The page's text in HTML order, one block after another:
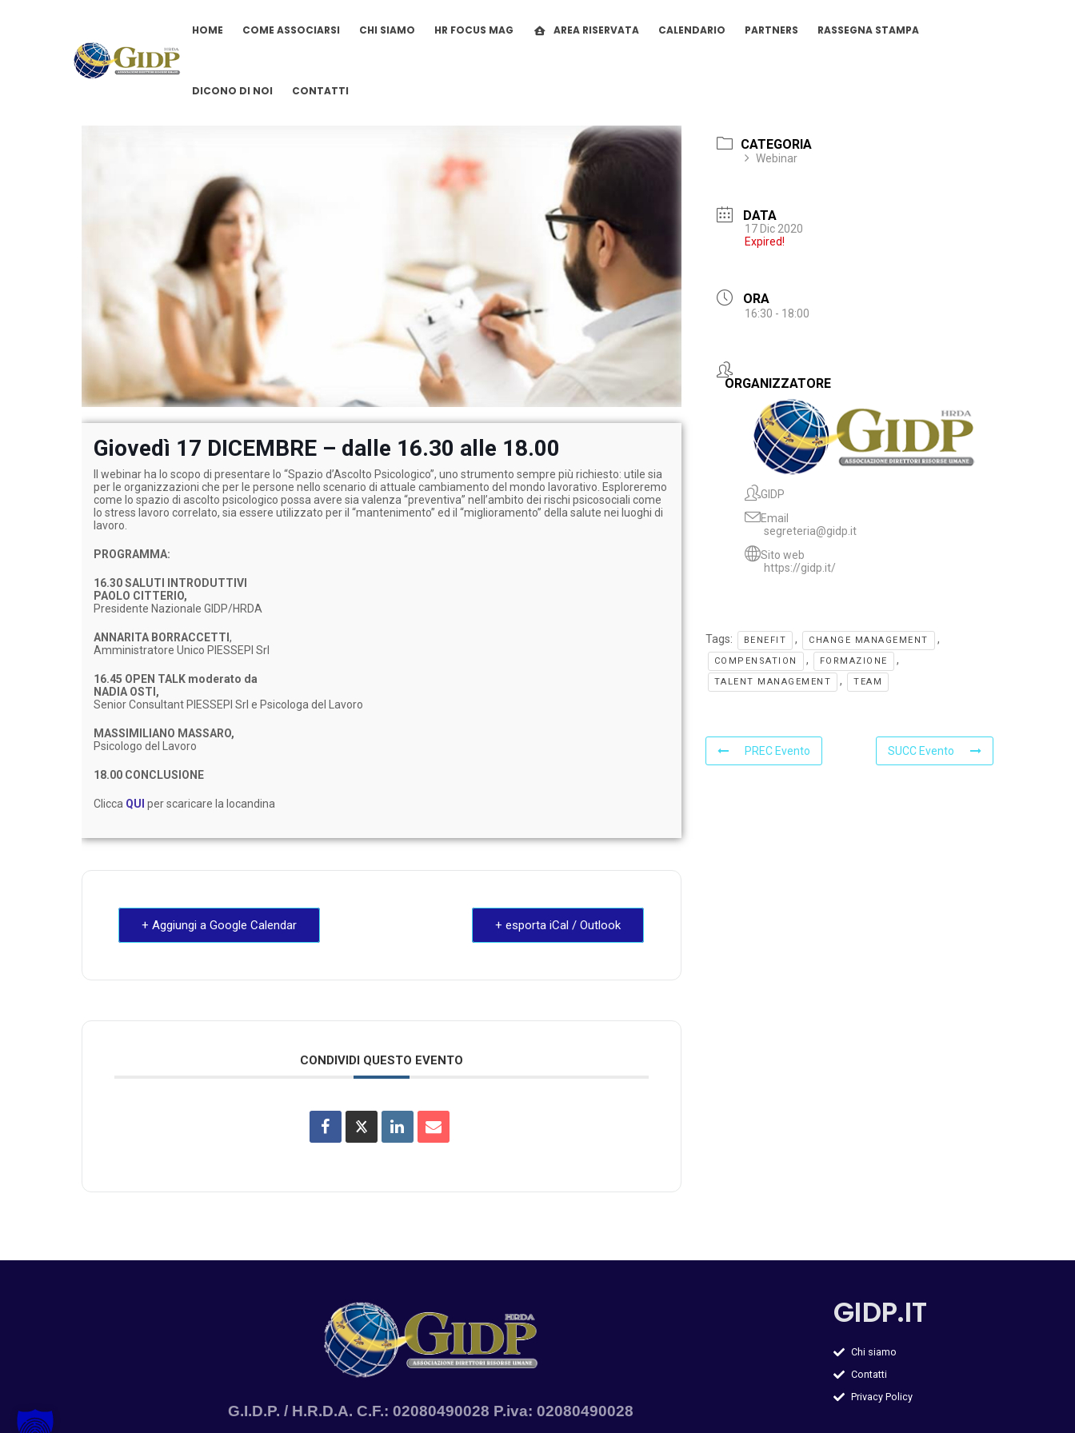
HOME COME ASSOCIARSI CHI SIAMO HR FOCUS MAG AREA RISERVATA CALENDARIO PARTNERS RASSEGNA STAMPA
DICONO DI NOI CONTATTI
Giovedì 17 DICEMBRE – dalle 16.30 alle 18.00
Il webinar ha lo scopo di presentare lo “Spazio d’Ascolto Psicologico”, uno strumento sempre più richiesto: utile sia
per le organizzazioni che per le persone nello scenario di attuale cambiamento del mondo lavorativo. Esploreremo
come lo spazio di ascolto psicologico possa avere sia valenza “preventiva” nell’ambito dei rischi psicosociali come
lo stress lavoro correlato, sia essere utilizzato per il “mantenimento” ed il “miglioramento” della salute nei luoghi di
lavoro.
PROGRAMMA:
16.30 SALUTI INTRODUTTIVI
PAOLO CITTERIO,
Presidente Nazionale GIDP/HRDA
ANNARITA BORRACCETTI ,
Amministratore Unico PIESSEPI Srl
16.45 OPEN TALK moderato da
NADIA OSTI,
Senior Consultant PIESSEPI Srl e Psicologa del Lavoro
MASSIMILIANO MASSARO,
Psicologo del Lavoro
18.00 CONCLUSIONE
Clicca QUI per scaricare la locandina
+ Aggiungi a Google Calendar + esporta iCal / Outlook
CONDIVIDI QUESTO EVENTO
CATEGORIA
Webinar
DATA
17 Dic 2020
Expired!
ORA
16:30 - 18:00
ORGANIZZATORE
GIDP
Email
segreteria@gidp.it
Sito web
https://gidp.it/
Tags: BENEFIT , CHANGE MANAGEMENT ,
COMPENSATION , FORMAZIONE ,
TALENT MANAGEMENT , TEAM
PREC Evento SUCC Evento
G.I.D.P. / H.R.D.A. C.F.: 02080490028 P.iva: 02080490028
GIDP.IT
Chi siamo
Contatti
Privacy Policy